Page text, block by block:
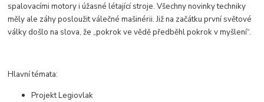
spalovacími motory i úžasné létající stroje. Všechny novinky techniky
měly ale záhy posloužit válečné mašinérii. Již na začátku první světové
války došlo na slova, že „pokrok ve vědě předběhl pokrok v myšlení“.
Hlavní témata:
Projekt Legiovlak